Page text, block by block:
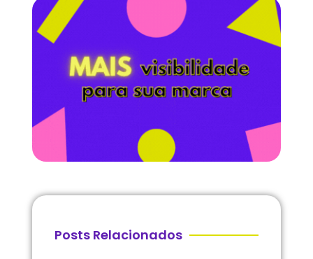
Posts Relacionados